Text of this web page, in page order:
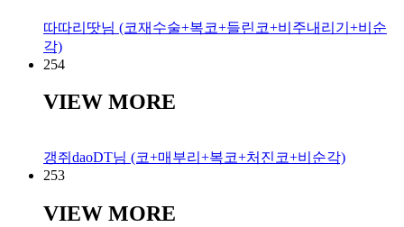
따따리땃님 (코재수술+복코+들린코+비주내리기+비순
각)
254
VIEW MORE
갱쥐daoDT님 (코+매부리+복코+처진코+비순각)
253
VIEW MORE